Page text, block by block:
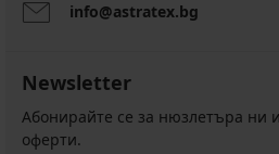
info@astratex.bg
Newsletter
Абонирайте се за нюзлетъра ни
оферти.